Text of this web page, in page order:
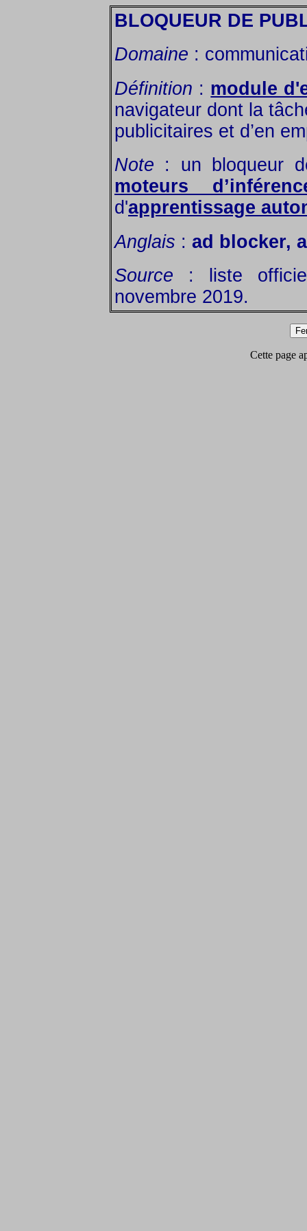
BLOQUEUR DE
Domaine :
Définition : module
navigateur dont la
publicitaires et d’en
Note : un bloqueur
moteurs
d'apprentissage
Anglais : ad blocker,
Source : liste
novembre 2019.
Cette page